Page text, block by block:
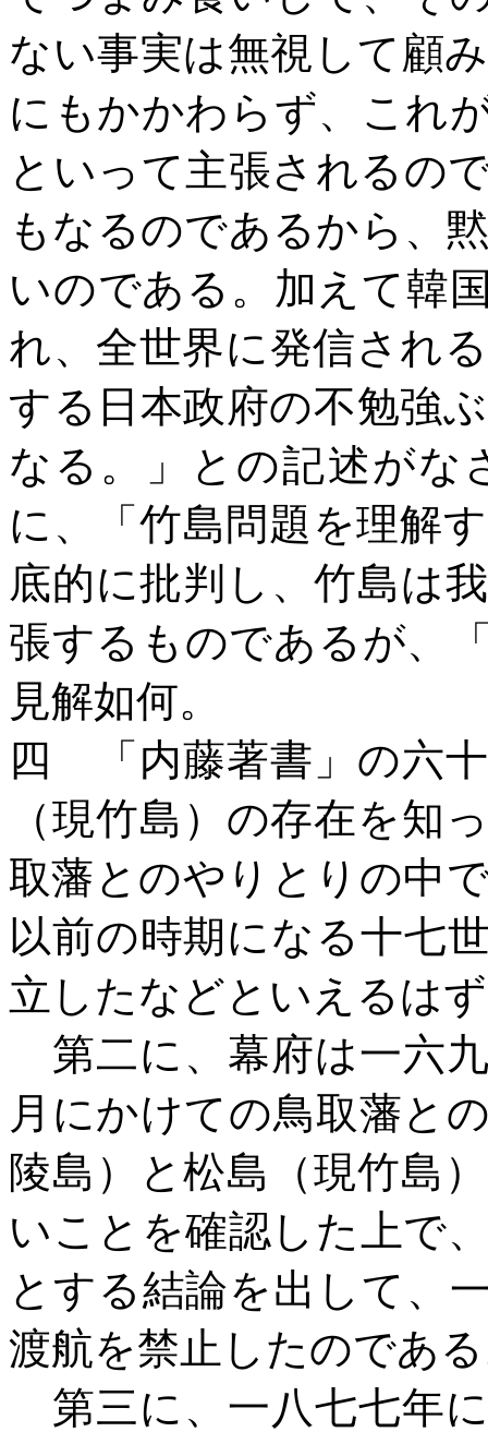
ない事実は無視して顧
にもかかわらず、これ
といって主張されるの
もなるのであるから、
いのである。加えて韓
れ、全世界に発信され
する日本政府の不勉強
なる。」との記述がな
に、「竹島問題を理解
底的に批判し、竹島は
張するものであるが、
見解如何。
四
「内藤著書」の六
（現竹島）の存在を知
取藩とのやりとりの中
以前の時期になる十七
立したなどといえるは
第二に、幕府は一六
月にかけての鳥取藩と
陵島）と松島（現竹島
いことを確認した上で
とする結論を出して、
渡航を禁止したのであ
第三に、一八七七年